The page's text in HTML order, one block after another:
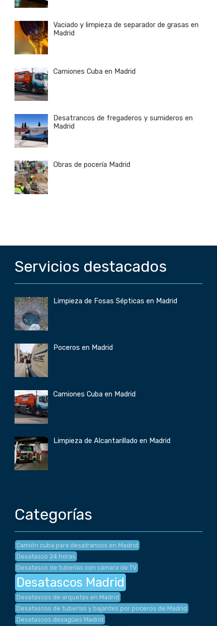
Vaciado y limpieza de separador de grasas en
Madrid
Camiones Cuba en Madrid
Desatrancos de fregaderos y sumideros en
Madrid
Obras de pocería Madrid
Servicios destacados
Limpieza de Fosas Sépticas en Madrid
Poceros en Madrid
Camiones Cuba en Madrid
Limpieza de Alcantarillado en Madrid
Categorías
Camión cuba para desatrancos en Madrid
Desatasco 24 horas
Desatasco de tuberías con cámara de TV
Desatascos Madrid
Desatascos de arquetas en Madrid
Desatascos de tuberías y bajantes por poceros de Madrid
Desatascos desagües Madrid